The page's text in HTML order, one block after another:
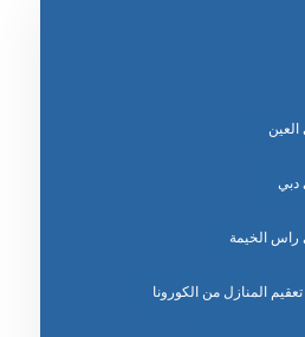
دبي
الخيمة
تعقيم المنازل من الكورونا